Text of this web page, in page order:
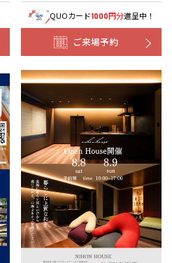
QUOカード1000円分進呈中！
ご来場予約